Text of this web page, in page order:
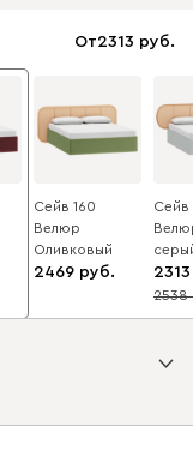
От2313
Сейв 160
Велюр
Оливковый
2469
Сейв
2313
9
2538